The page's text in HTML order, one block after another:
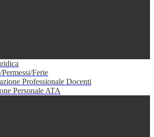
Permessi/Ferie
Professionale Docenti
Personale ATA